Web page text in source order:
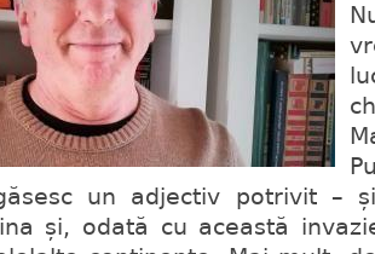
un adjectiv potrivit –
și, odată cu această